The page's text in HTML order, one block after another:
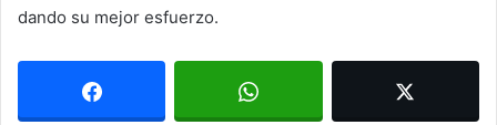
dando su mejor esfuerzo.